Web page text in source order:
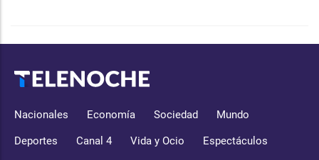
Nacionales Economía Sociedad Mundo
Deportes Canal 4 Vida y Ocio Espectáculos